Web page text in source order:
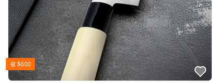
省 $600
點我收藏